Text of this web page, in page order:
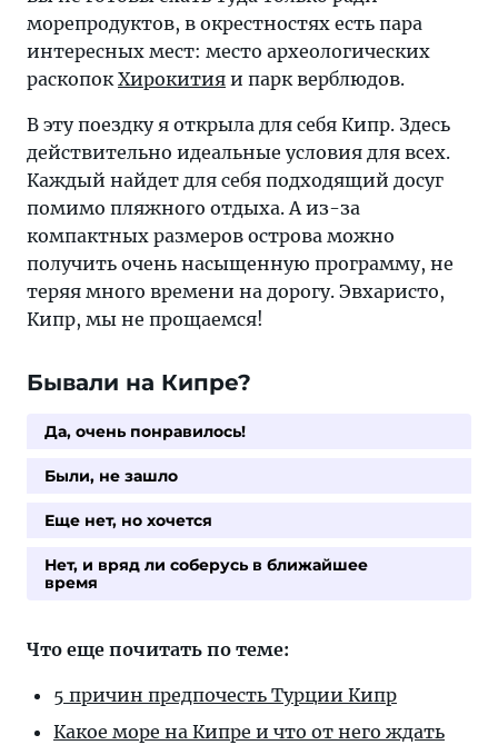
морепродуктов, в окрестностях есть пара
интересных мест: место археологических
раскопок Хирокития и парк верблюдов.
В эту поездку я открыла для себя Кипр. Здесь
действительно идеальные условия для всех.
Каждый найдет для себя подходящий досуг
помимо пляжного отдыха. А из-за
компактных размеров острова можно
получить очень насыщенную программу, не
теряя много времени на дорогу. Эвхаристо,
Кипр, мы не прощаемся!
Бывали на Кипре?
Да, очень понравилось!
Были, не зашло
Еще нет, но хочется
Нет, и вряд ли соберусь в ближайшее
время
Что еще почитать по теме:
5 причин предпочесть Турции Кипр
Какое море на Кипре и что от него ждать